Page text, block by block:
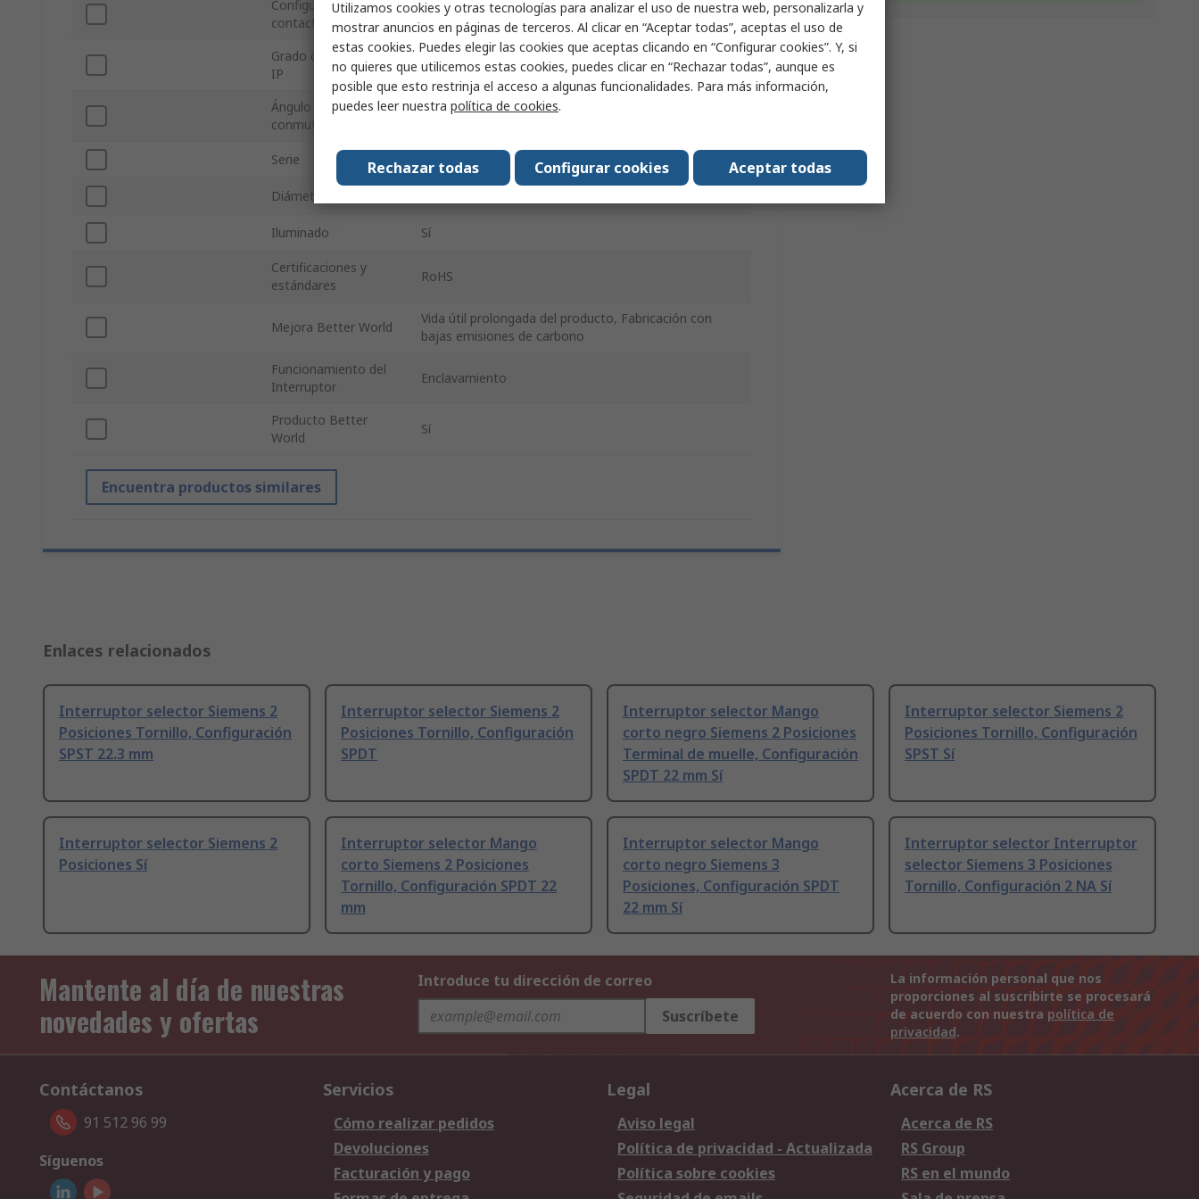
Configuración de
contactos
SPST
Grado de protección
IP
IP67, IP66, IP69K
Ángulo de
conmutación
90 °
Serie SIRIUS ACT 3SU11
Diámetro de recorte
Iluminado Sí
Certificaciones y
estándares
RoHS
Mejora Better World
Vida útil prolongada del producto, Fabricación con
bajas emisiones de carbono
Funcionamiento del
Interruptor
Enclavamiento
Producto Better
World
Sí
Encuentra productos similares
Enlaces relacionados
Interruptor selector Siemens 2
Posiciones Tornillo, Configuración
SPST 22.3 mm
Interruptor selector Siemens 2
Posiciones Tornillo, Configuración
SPDT
Interruptor selector Mango
corto negro Siemens 2 Posiciones
Terminal de muelle, Configuración
SPDT 22 mm Sí
Interruptor selector Siemens 2
Posiciones Tornillo, Configuración
SPST Sí
Interruptor selector Siemens 2
Posiciones Sí
Interruptor selector Mango
corto Siemens 2 Posiciones
Tornillo, Configuración SPDT 22
mm
Interruptor selector Mango
corto negro Siemens 3
Posiciones, Configuración SPDT
22 mm Sí
Interruptor selector Interruptor
selector Siemens 3 Posiciones
Tornillo, Configuración 2 NA Sí
Mantente al día de nuestras
novedades y ofertas
Introduce tu dirección de correo
Suscríbete
La información personal que nos
proporciones al suscribirte se procesará
de acuerdo con nuestra política de
privacidad.
Contáctanos
91 512 96 99
Síguenos
Servicios
Cómo realizar pedidos
Devoluciones
Facturación y pago
Legal
Aviso legal
Política de privacidad - Actualizada
Política sobre cookies
Acerca de RS
Acerca de RS
RS Group
RS en el mundo
Utilizamos cookies y otras tecnologías para analizar el uso de nuestra web, personalizarla y
mostrar anuncios en páginas de terceros. Al clicar en “Aceptar todas”, aceptas el uso de
estas cookies. Puedes elegir las cookies que aceptas clicando en “Configurar cookies”. Y, si
no quieres que utilicemos estas cookies, puedes clicar en “Rechazar todas”, aunque es
posible que esto restrinja el acceso a algunas funcionalidades. Para más información,
puedes leer nuestra política de cookies.
Aceptar todas
Configurar cookies
Rechazar todas